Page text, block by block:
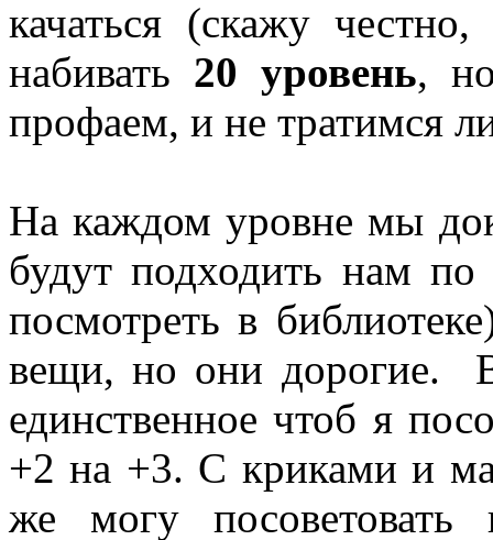
качаться (скажу
набивать 20 уровень,
профаем, и не тратимся
На каждом уровне мы
будут подходить нам
посмотреть в
вещи, но они дорогие.
единственное чтоб я
+2 на +3. С криками и
же могу посоветовать